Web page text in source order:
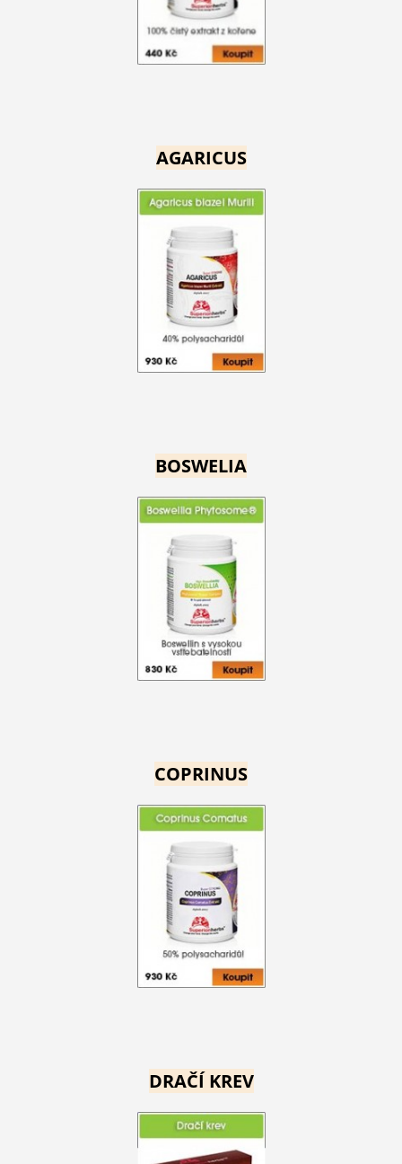
AGARICUS
BOSWELIA
COPRINUS
DRAČÍ KREV